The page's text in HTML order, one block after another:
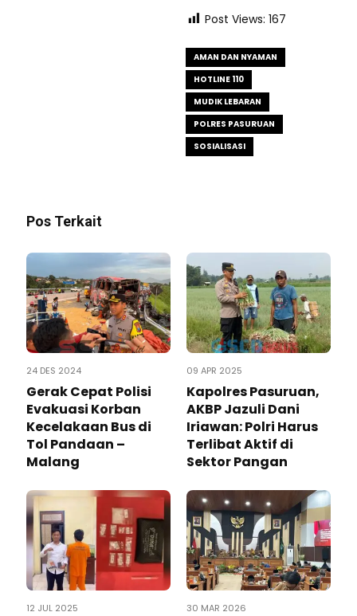
Post Views: 167
AMAN DAN NYAMAN
HOTLINE 110
MUDIK LEBARAN
POLRES PASURUAN
SOSIALISASI
Pos Terkait
24 DES 2024
Gerak Cepat Polisi
Evakuasi Korban
Kecelakaan Bus di
Tol Pandaan –
Malang
09 APR 2025
Kapolres Pasuruan,
AKBP Jazuli Dani
Iriawan: Polri Harus
Terlibat Aktif di
Sektor Pangan
12 JUL 2025 30 MAR 2026